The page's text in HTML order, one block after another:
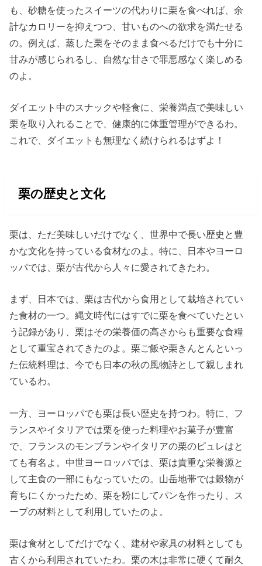
も、砂糖を使ったスイーツの代わりに栗を食べれば、余
計なカロリーを抑えつつ、甘いものへの欲求を満たせる
の。例えば、蒸した栗をそのまま食べるだけでも十分に
甘みが感じられるし、自然な甘さで罪悪感なく楽しめる
のよ。
ダイエット中のスナックや軽食に、栄養満点で美味しい
栗を取り入れることで、健康的に体重管理ができるわ。
これで、ダイエットも無理なく続けられるはずよ！
栗の歴史と文化
栗は、ただ美味しいだけでなく、世界中で長い歴史と豊
かな文化を持っている食材なのよ。特に、日本やヨーロ
ッパでは、栗が古代から人々に愛されてきたわ。
まず、日本では、栗は古代から食用として栽培されてい
た食材の一つ。縄文時代にはすでに栗を食べていたとい
う記録があり、栗はその栄養価の高さからも重要な食糧
として重宝されてきたのよ。栗ご飯や栗きんとんといっ
た伝統料理は、今でも日本の秋の風物詩として親しまれ
ているわ。
一方、ヨーロッパでも栗は長い歴史を持つわ。特に、フ
ランスやイタリアでは栗を使った料理やお菓子が豊富
で、フランスのモンブランやイタリアの栗のピュレはと
ても有名よ。中世ヨーロッパでは、栗は貴重な栄養源と
して主食の一部にもなっていたの。山岳地帯では穀物が
育ちにくかったため、栗を粉にしてパンを作ったり、ス
ープの材料として利用していたのよ。
栗は食材としてだけでなく、建材や家具の材料としても
古くから利用されていたわ。栗の木は非常に硬くて耐久